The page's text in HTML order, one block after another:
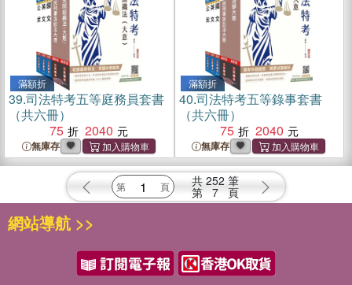
滿額折
39.司法特考五等庭務員套書
（共六冊）
75
2040
無庫存
滿額折
40.司法特考五等錄事套書
（共六冊）
75
2040
無庫存
共 252 筆
第 7 頁
網站導航 >>